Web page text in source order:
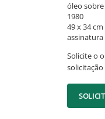
óleo
1980
49 x 34 cm
assinatura
Solicite o